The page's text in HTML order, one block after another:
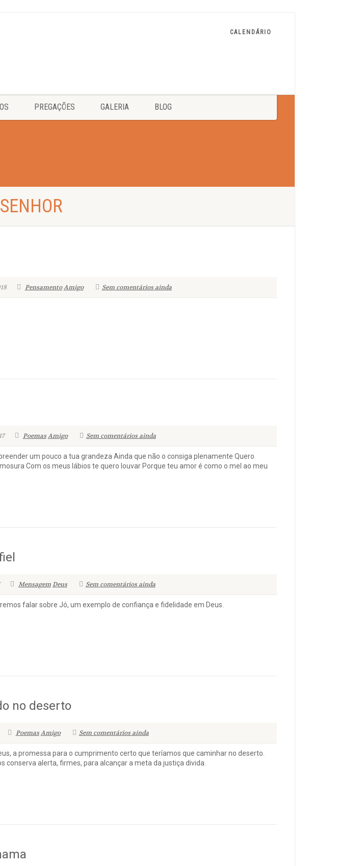
CALENDÁRIO
PREGAÇÕES GALERIA BLOG
Pensamento Amigo Sem comentários ainda
Poemas Amigo Sem comentários ainda
um pouco a tua grandeza Ainda que não o consiga plenamente Quero
Com os meus lábios te quero louvar Porque teu amor é como o mel ao meu
Mensagem Deus Sem comentários ainda
falar sobre Jó, um exemplo de confiança e fidelidade em Deus.
no deserto
Poemas Amigo Sem comentários ainda
a promessa para o cumprimento certo que teríamos que caminhar no deserto.
conserva alerta, firmes, para alcançar a meta da justiça divida.